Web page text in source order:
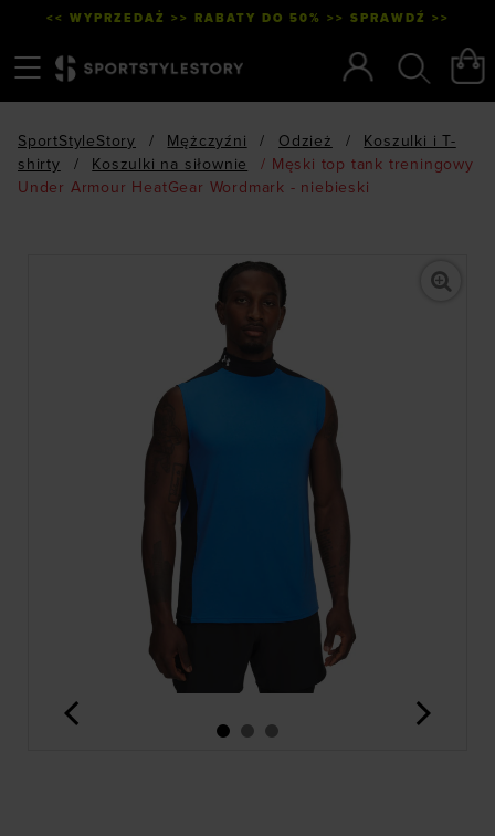
<< WYPRZEDAŻ >> RABATY DO 50% >> SPRAWDŹ >>
SportStyleStory / Mężczyźni / Odzież /
Koszulki i T-
shirty
/ Koszulki na siłownie / Męski top tank treningowy
Under Armour HeatGear Wordmark - niebieski
<